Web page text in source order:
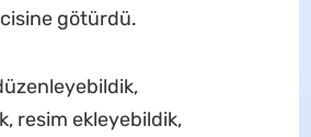
götürdü.
resim ekleyebildik,